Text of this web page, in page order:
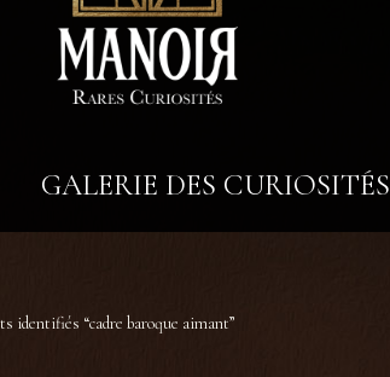
GALERIE DES CURIOSITÉS
identifiés “cadre baroque aimant”